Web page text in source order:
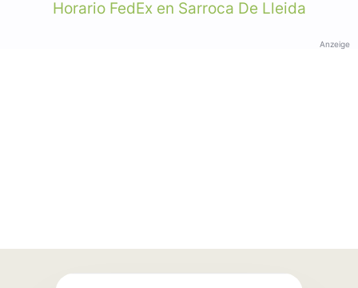
Horario FedEx en Sarroca De Lleida
Anzeige